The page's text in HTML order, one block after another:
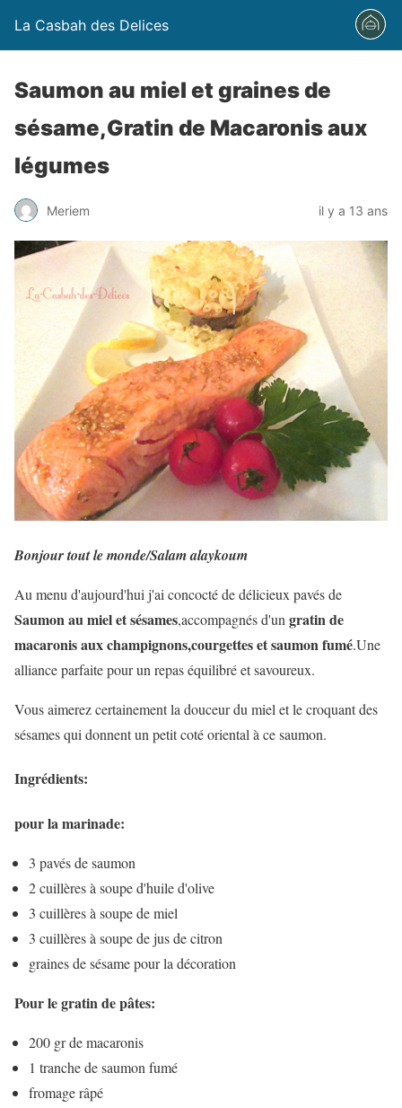
La Casbah des Delices
Saumon au miel et graines de
sésame,Gratin de Macaronis aux
légumes
Meriem il y a 13 ans
Bonjour tout le monde/Salam alaykoum
Au menu d'aujourd'hui j'ai concocté de délicieux pavés de
Saumon au miel et sésames,accompagnés d'un gratin de
macaronis aux champignons,courgettes et saumon fumé.Une
alliance parfaite pour un repas équilibré et savoureux.
Vous aimerez certainement la douceur du miel et le croquant des
sésames qui donnent un petit coté oriental à ce saumon.
Ingrédients:
pour la marinade:
3 pavés de saumon
2 cuillères à soupe d'huile d'olive
3 cuillères à soupe de miel
3 cuillères à soupe de jus de citron
graines de sésame pour la décoration
Pour le gratin de pâtes:
200 gr de macaronis
1 tranche de saumon fumé
fromage râpé